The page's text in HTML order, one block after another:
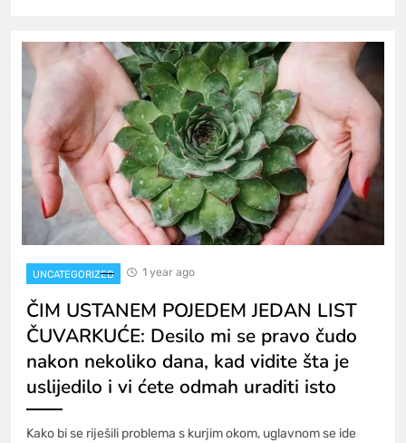
UNCATEGORIZED 1 year ago
ČIM USTANEM POJEDEM JEDAN LIST
ČUVARKUĆE: Desilo mi se pravo čudo
nakon nekoliko dana, kad vidite šta je
uslijedilo i vi ćete odmah uraditi isto
Kako bi se riješili problema s kurjim okom, uglavnom se ide